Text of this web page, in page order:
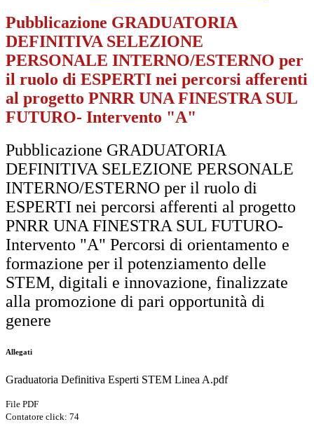
Pubblicazione GRADUATORIA
DEFINITIVA SELEZIONE
PERSONALE INTERNO/ESTERNO per
il ruolo di ESPERTI nei percorsi afferenti
al progetto PNRR UNA FINESTRA SUL
FUTURO- Intervento "A"
Pubblicazione GRADUATORIA
DEFINITIVA SELEZIONE PERSONALE
INTERNO/ESTERNO per il ruolo di
ESPERTI nei percorsi afferenti al progetto
PNRR UNA FINESTRA SUL FUTURO-
Intervento "A" Percorsi di orientamento e
formazione per il potenziamento delle
STEM, digitali e innovazione, finalizzate
alla promozione di pari opportunità di
genere
Allegati
Graduatoria Definitiva Esperti STEM Linea A.pdf
File PDF
Contatore click: 74